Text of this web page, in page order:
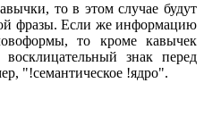
то в этом случае будут
фразы. Если же информацию
то кроме кавычек
знак перед
"!семантическое !ядро".